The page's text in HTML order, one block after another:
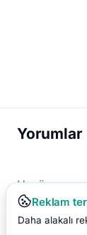
Yorumlar
Henüz
Reklam
Daha alakalı